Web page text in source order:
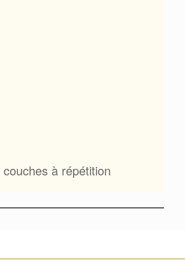
couches à répétition